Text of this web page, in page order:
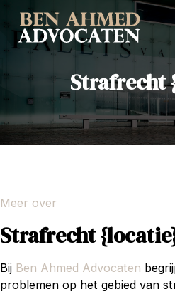
Strafrecht
Meer over
Strafrecht
Bij Ben Ahmed Advocaten
problemen op het gebied van